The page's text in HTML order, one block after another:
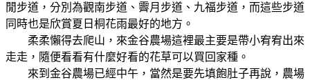
閒步道，分別為觀南步道、霽月步道、九福步道，而這些步道
同時也是欣賞夏日桐花雨最好的地方。
柔柔懶得去爬山，來金谷農場這裡最主要是帶小宥宥出來
走走，隨便看看有什麼好看的花草可以買回家種。
來到金谷農場已經中午，當然是要先填飽肚子再說，農場